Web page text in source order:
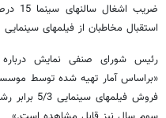
استقبال مخاطبان از فیلم​های
رئیس شورای صنفی نمایش
«براساس آمار تهیه شده توسط
فروش